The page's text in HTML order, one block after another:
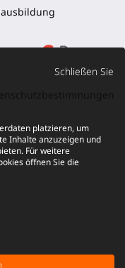
Rückgabe und
Schließen Sie
platzieren, um
Inhalte anzuzeigen und
Für weitere
öffnen Sie die